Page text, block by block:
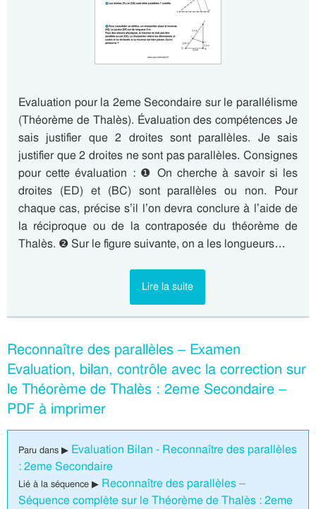
Evaluation pour la 2eme Secondaire sur le parallélisme
(Théorème de Thalès). Évaluation des compétences Je
sais justifier que 2 droites sont parallèles. Je sais
justifier que 2 droites ne sont pas parallèles. Consignes
pour cette évaluation : ❶ On cherche à savoir si les
droites (ED) et (BC) sont parallèles ou non. Pour
chaque cas, précise s’il l’on devra conclure à l’aide de
la réciproque ou de la contraposée du théorème de
Thalès. ❷ Sur le figure suivante, on a les longueurs…
Lire la suite
Reconnaître des parallèles – Examen
Evaluation, bilan, contrôle avec la correction sur
le Théorème de Thalès : 2eme Secondaire –
PDF à imprimer
Paru dans ▶ Evaluation Bilan - Reconnaître des parallèles
: 2eme Secondaire
Lié à la séquence ▶ Reconnaître des parallèles –
Séquence complète sur le Théorème de Thalès : 2eme